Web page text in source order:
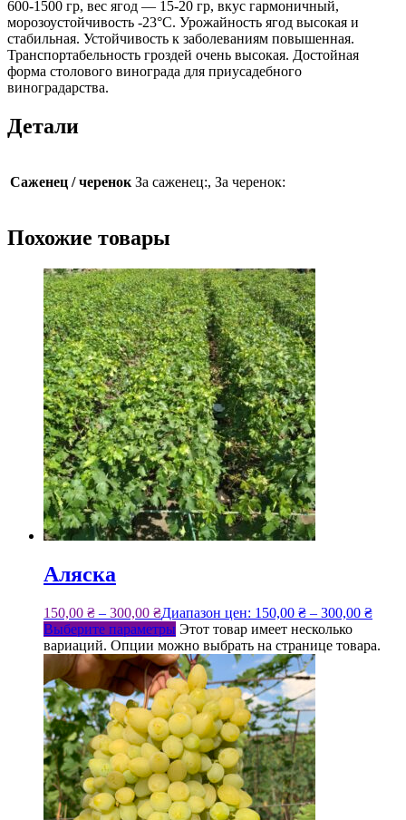
600-1500 гр, вес ягод — 15-20 гр, вкус гармоничный,
морозоустойчивость -23°С. Урожайность ягод высокая и
стабильная. Устойчивость к заболеваниям повышенная.
Транспортабельность гроздей очень высокая. Достойная
форма столового винограда для приусадебного
виноградарства.
Детали
Саженец / черенок За саженец:, За черенок:
Похожие товары
Аляска
150,00 ₴ – 300,00 ₴Диапазон цен: 150,00 ₴ – 300,00 ₴
Выберите параметры Этот товар имеет несколько
вариаций. Опции можно выбрать на странице товара.